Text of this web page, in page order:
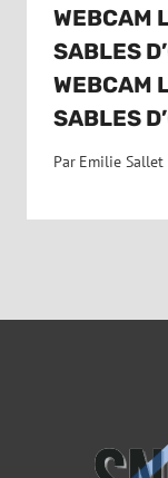
WEBCAM
SABLES
WEBCAM
SABLES
Par Emilie Sallet